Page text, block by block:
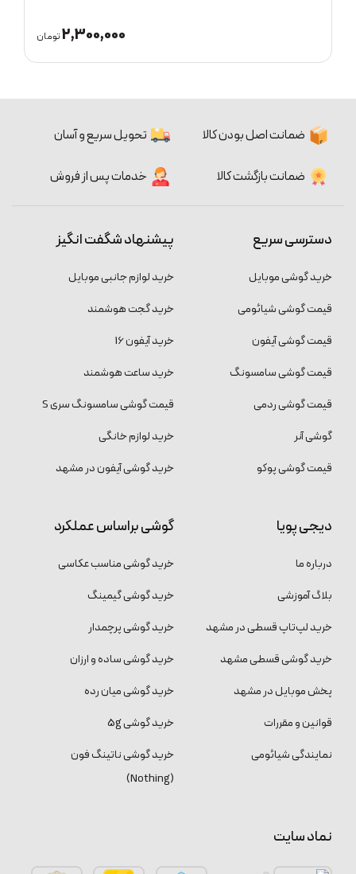
2,300,000تومان
ضمانت اصل بودن کالا تحویل سریع و آسان
ضمانت بازگشت کالا خدمات پس از فروش
دسترسی سریع
خرید گوشی موبایل
قیمت گوشی شیائومی
قیمت گوشی آیفون
قیمت گوشی سامسونگ
قیمت گوشی ردمی
گوشی آنر
قیمت گوشی پوکو
پیشنهاد شگفت انگیز
خرید لوازم جانبی موبایل
خرید گجت هوشمند
خرید آیفون 16
خرید ساعت هوشمند
قیمت گوشی سامسونگ سری S
خرید لوازم خانگی
خرید گوشی آیفون در مشهد
دیجی پویا
درباره ما
بلاگ آموزشی
خرید لپ‌تاپ قسطی در مشهد
خرید گوشی قسطی مشهد
پخش موبایل در مشهد
قوانین و مقررات
نمایندگی شیائومی
گوشی براساس عملکرد
خرید گوشی مناسب عکاسی
خرید گوشی گیمینگ
خرید گوشی پرچمدار
خرید گوشی ساده و ارزان
خرید گوشی میان رده
خرید گوشی 5g
خرید گوشی ناتینگ فون
(Nothing)
نماد سایت